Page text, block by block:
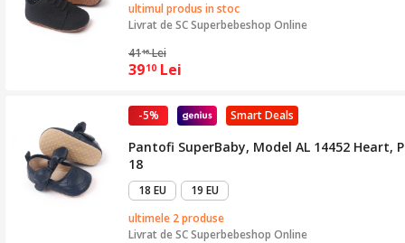
ultimul produs in stoc
Livrat deSC Superbebeshop Online
4116 Lei
3910 Lei
Smart Deals
-5%
Pantofi SuperBaby, Model AL 14452 Heart,
18
18 EU
19 EU
ultimele 2 produse
Livrat deSC Superbebeshop Online